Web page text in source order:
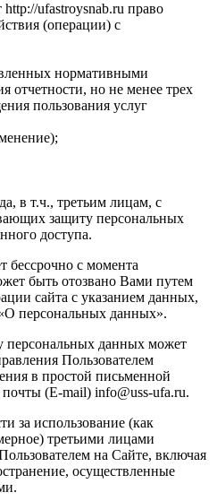
http://ufastroysnab.ru право
(операции) с
нормативными
отчетности, но не менее трех
пользования услуг
в т.ч., третьим лицам, с
защиту персональных
доступа.
бессрочно с момента
быть отозвано Вами путем
сайта с указанием данных,
персональных данных».
персональных данных может
Пользователем
в простой письменной
(E-mail) info@uss-ufa.ru.
за использование (как
третьими лицами
на Сайте, включая
осуществленные